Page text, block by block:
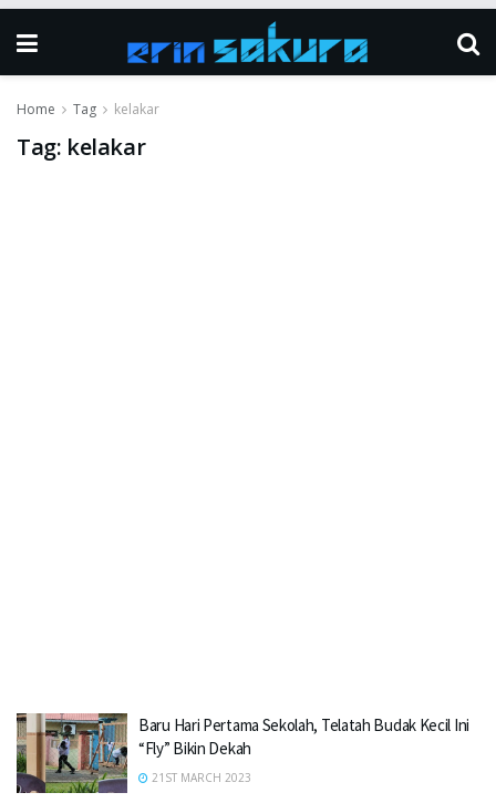
Home Tag kelakar
Tag: kelakar
Baru Hari Pertama Sekolah, Telatah Budak Kecil Ini
“Fly” Bikin Dekah
21ST MARCH 2023